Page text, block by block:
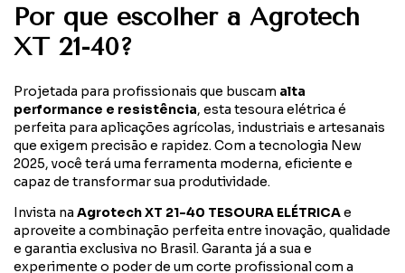
Por que escolher a Agrotech
XT 21-40?
Projetada para profissionais que buscam alta
performance e resistência, esta tesoura elétrica é
perfeita para aplicações agrícolas, industriais e artesanais
que exigem precisão e rapidez. Com a tecnologia New
2025, você terá uma ferramenta moderna, eficiente e
capaz de transformar sua produtividade.
Invista na Agrotech XT 21-40 TESOURA ELÉTRICAe
aproveite a combinação perfeita entre inovação, qualidade
e garantia exclusiva no Brasil. Garanta já a sua e
experimente o poder de um corte profissional com a